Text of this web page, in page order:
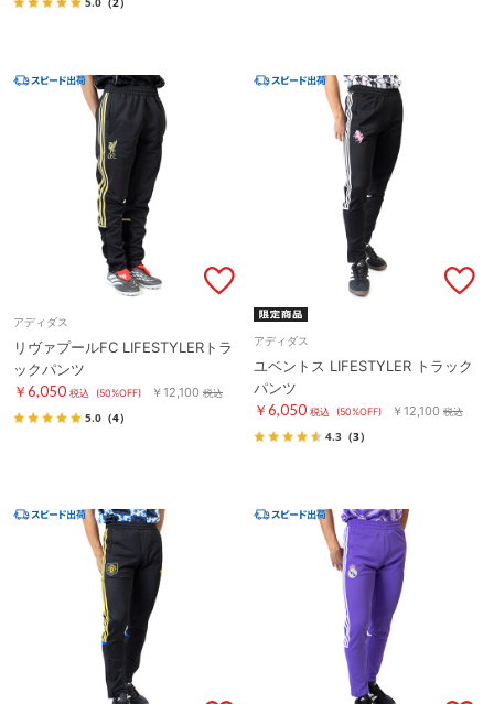
アディダス
リヴァプールFC LIFESTYLERトラ
ックパンツ
￥6,050 税込 (50%OFF) ￥12,100 税込
5.0 （4）
アディダス
ユベントス LIFESTYLER トラック
パンツ
￥6,050 税込 (50%OFF) ￥12,100 税込
4.3 （3）